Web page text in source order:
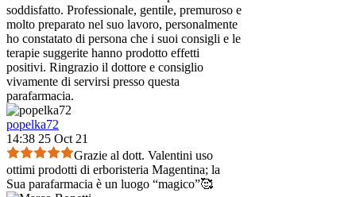
soddisfatto. Professionale, gentile, premuroso e
molto preparato nel suo lavoro, personalmente
ho constatato di persona che i suoi consigli e le
terapie suggerite hanno prodotto effetti
positivi. Ringrazio il dottore e consiglio
vivamente di servirsi presso questa
parafarmacia.
popelka72
14:38 25 Oct 21
Grazie al dott. Valentini uso
ottimi prodotti di erboristeria Magentina; la
Sua parafarmacia è un luogo “magico”🥰